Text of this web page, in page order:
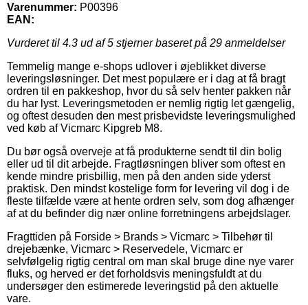
Varenummer: P00396
EAN:
Vurderet til 4.3 ud af 5 stjerner baseret på 29 anmeldelser
Temmelig mange e-shops udlover i øjeblikket diverse
leveringsløsninger. Det mest populære er i dag at få bragt
ordren til en pakkeshop, hvor du så selv henter pakken når
du har lyst. Leveringsmetoden er nemlig rigtig let gængelig,
og oftest desuden den mest prisbevidste leveringsmulighed
ved køb af Vicmarc Kipgreb M8.
Du bør også overveje at få produkterne sendt til din bolig
eller ud til dit arbejde. Fragtløsningen bliver som oftest en
kende mindre prisbillig, men på den anden side yderst
praktisk. Den mindst kostelige form for levering vil dog i de
fleste tilfælde være at hente ordren selv, som dog afhænger
af at du befinder dig nær online forretningens arbejdslager.
Fragttiden på Forside > Brands > Vicmarc > Tilbehør til
drejebænke, Vicmarc > Reservedele, Vicmarc er
selvfølgelig rigtig central om man skal bruge dine nye varer
fluks, og herved er det forholdsvis meningsfuldt at du
undersøger den estimerede leveringstid på den aktuelle
vare.